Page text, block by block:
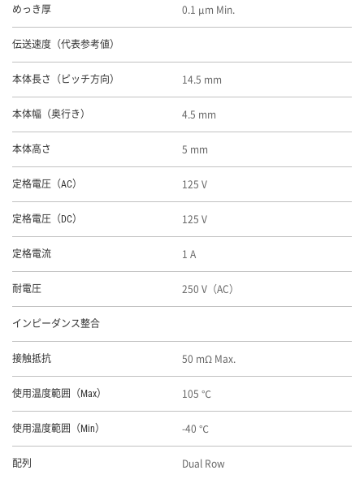
めっき厚 0.1 μm Min.
伝送速度（代表参考値）
本体長さ（ピッチ方向） 14.5 mm
本体幅（奥行き） 4.5 mm
本体高さ 5 mm
定格電圧（AC） 125 V
定格電圧（DC） 125 V
定格電流 1 A
耐電圧 250 V（AC）
インピーダンス整合
接触抵抗 50 mΩ Max.
使用温度範囲（Max） 105 ℃
使用温度範囲（Min） -40 ℃
配列 Dual Row